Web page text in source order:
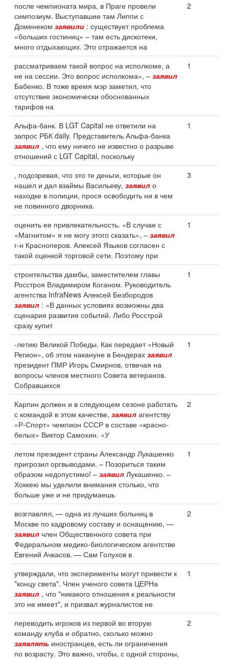
после чемпионата мира, в Праге провели
симпозиум. Выступавшие там Липпи с
Доменеком заявили : существует проблема
«больших гостиниц» – там есть дискотеки,
много отдыхающих. Это отражается на
2
рассматриваем такой вопрос на исполкоме, а
не на сессии. Это вопрос исполкома», – заявил
Бабенко. В тоже время мэр заметил, что
отсутствие экономически обоснованных
тарифов на
1
Альфа-банк. В LGT Capital не ответили на
запрос РБК daily. Представитель Альфа-банка
заявил , что ему ничего не известно о разрыве
отношений с LGT Capital, поскольку
1
, подозревая, что это те деньги, которые он
нашел и дал взаймы Васильеву, заявил о
находке в полиции, прося освободить ни в чем
не повинного дворника.
3
оценить ее привлекательность. «В случае с
«Магнитом» я не могу этого сказать», – заявил
г-н Красноперов. Алексей Языков согласен с
такой оценкой торговой сети. Поэтому при
1
строительства дамбы, заместителем главы
Росстроя Владимиром Коганом. Руководитель
агентства InfraNews Алексей Безбородов
заявил : «В данных условиях возможны два
сценария развития событий. Либо Росстрой
сразу купит
1
-летию Великой Победы. Как передает «Новый
Регион», об этом накануне в Бендерах заявил
президент ПМР Игорь Смирнов, отвечая на
вопросы членов местного Совета ветеранов.
Собравшихся
1
Карпин должен и в следующем сезоне работать
с командой в этом качестве, заявил агентству
«Р-Спорт» чемпион СССР в составе «красно-
белых» Виктор Самохин. «У
2
летом президент страны Александр Лукашенко
пригрозил оргвыводами. – Позориться таким
образом недопустимо! – заявил Лукашенко. –
Хоккею мы уделили внимания столько, что
больше уже и не придумаешь
1
возглавлял, — одна из лучших больниц в
Москве по кадровому составу и оснащению, —
заявил член Общественного совета при
Федеральном медико-биологическом агентстве
Евгений Ачкасов. — Сам Голухов в
2
утверждали, что эксперименты могут привести к
"концу света". Член ученого совета ЦЕРНа
заявил , что "никакого отношения к реальности
это не имеет", и призвал журналистов не
1
переводить игроков из первой во вторую
команду клуба и обратно, сколько можно
заявлять иностранцев, есть ли ограничения
по возрасту. Это важно, чтобы, с одной стороны,
2